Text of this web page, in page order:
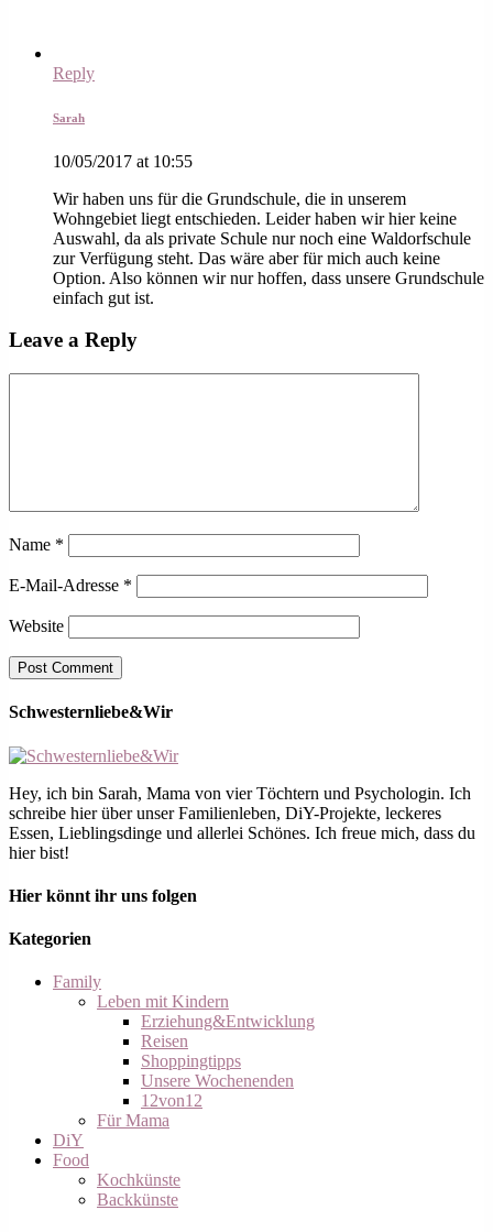
Reply
Sarah
10/05/2017 at 10:55
Wir haben uns für die Grundschule, die in unserem
Wohngebiet liegt entschieden. Leider haben wir hier keine
Auswahl, da als private Schule nur noch eine Waldorfschule
zur Verfügung steht. Das wäre aber für mich auch keine
Option. Also können wir nur hoffen, dass unsere Grundschule
einfach gut ist.
Leave a Reply
Name *
E-Mail-Adresse *
Website
Schwesternliebe&Wir
Hey, ich bin Sarah, Mama von vier Töchtern und Psychologin. Ich
schreibe hier über unser Familienleben, DiY-Projekte, leckeres
Essen, Lieblingsdinge und allerlei Schönes. Ich freue mich, dass du
hier bist!
Hier könnt ihr uns folgen
Kategorien
Family
Leben mit Kindern
Erziehung&Entwicklung
Reisen
Shoppingtipps
Unsere Wochenenden
12von12
Für Mama
DiY
Food
Kochkünste
Backkünste